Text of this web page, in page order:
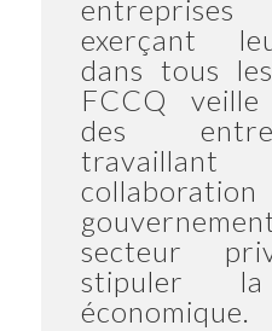
exerçant
dans tous
FCCQ
des
secteur
stipuler la
économique.